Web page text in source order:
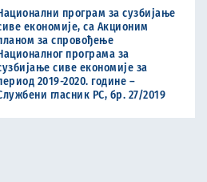
програм за сузбијање
економије, са Акционим
за спровођење
програма за
сиве економије за
2019-2020. године –
гласник РС, бр. 27/2019